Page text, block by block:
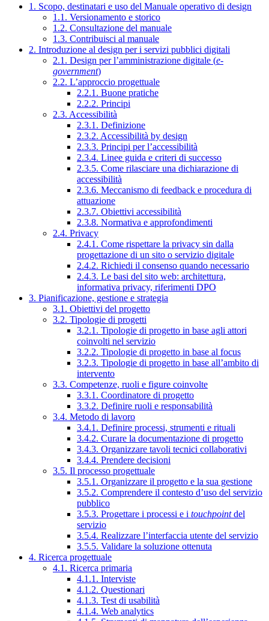
1. Scopo, destinatari e uso del Manuale operativo di design
1.1. Versionamento e storico
1.2. Consultazione del manuale
1.3. Contribuisci al manuale
2. Introduzione al design per i servizi pubblici digitali
2.1. Design per l’amministrazione digitale (e-
government)
2.2. L’approccio progettuale
2.2.1. Buone pratiche
2.2.2. Principi
2.3. Accessibilità
2.3.1. Definizione
2.3.2. Accessibilità by design
2.3.3. Principi per l’accessibilità
2.3.4. Linee guida e criteri di successo
2.3.5. Come rilasciare una dichiarazione di
accessibilità
2.3.6. Meccanismo di feedback e procedura di
attuazione
2.3.7. Obiettivi accessibilità
2.3.8. Normativa e approfondimenti
2.4. Privacy
2.4.1. Come rispettare la privacy sin dalla
progettazione di un sito o servizio digitale
2.4.2. Richiedi il consenso quando necessario
2.4.3. Le basi del sito web: architettura,
informativa privacy, riferimenti DPO
3. Pianificazione, gestione e strategia
3.1. Obiettivi del progetto
3.2. Tipologie di progetti
3.2.1. Tipologie di progetto in base agli attori
coinvolti nel servizio
3.2.2. Tipologie di progetto in base al focus
3.2.3. Tipologie di progetto in base all’ambito di
intervento
3.3. Competenze, ruoli e figure coinvolte
3.3.1. Coordinatore di progetto
3.3.2. Definire ruoli e responsabilità
3.4. Metodo di lavoro
3.4.1. Definire processi, strumenti e rituali
3.4.2. Curare la documentazione di progetto
3.4.3. Organizzare tavoli tecnici collaborativi
3.4.4. Prendere decisioni
3.5. Il processo progettuale
3.5.1. Organizzare il progetto e la sua gestione
3.5.2. Comprendere il contesto d’uso del servizio
pubblico
3.5.3. Progettare i processi e i touchpointdel
servizio
3.5.4. Realizzare l’interfaccia utente del servizio
3.5.5. Validare la soluzione ottenuta
4. Ricerca progettuale
4.1. Ricerca primaria
4.1.1. Interviste
4.1.2. Questionari
4.1.3. Test di usabilità
4.1.4. Web analytics